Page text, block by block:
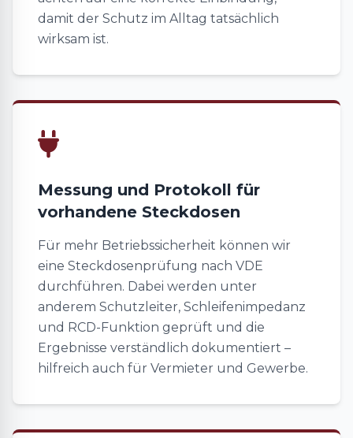
damit der Schutz im Alltag tatsächlich
wirksam ist.
Messung und Protokoll für
vorhandene Steckdosen
Für mehr Betriebssicherheit können wir
eine Steckdosenprüfung nach VDE
durchführen. Dabei werden unter
anderem Schutzleiter, Schleifenimpedanz
und RCD-Funktion geprüft und die
Ergebnisse verständlich dokumentiert –
hilfreich auch für Vermieter und Gewerbe.